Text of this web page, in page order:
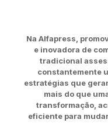
Na Alfapress,
e inovadora de
tradicional
constantemente
estratégias que
mais do que
transformação,
eficiente para